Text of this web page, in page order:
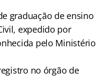
graduação de ensino
expedido por
pelo Ministério
no órgão de